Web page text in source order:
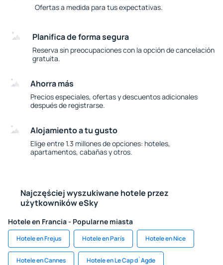
Ofertas a medida para tus expectativas.
Planifica de forma segura
Reserva sin preocupaciones con la opción de cancelación
gratuita.
Ahorra más
Precios especiales, ofertas y descuentos adicionales
después de registrarse.
Alojamiento a tu gusto
Elige entre 1.3 millones de opciones: hoteles,
apartamentos, cabañas y otros.
Najczęściej wyszukiwane hotele przez
użytkowników eSky
Hotele en Francia - Popularne miasta
Hotele en Frejus Hotele en París Hotele en Nice
Hotele en Cannes Hotele en Le Cap d`Agde